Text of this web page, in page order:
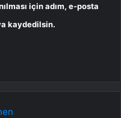
için adım, e-posta
kaydedilsin.